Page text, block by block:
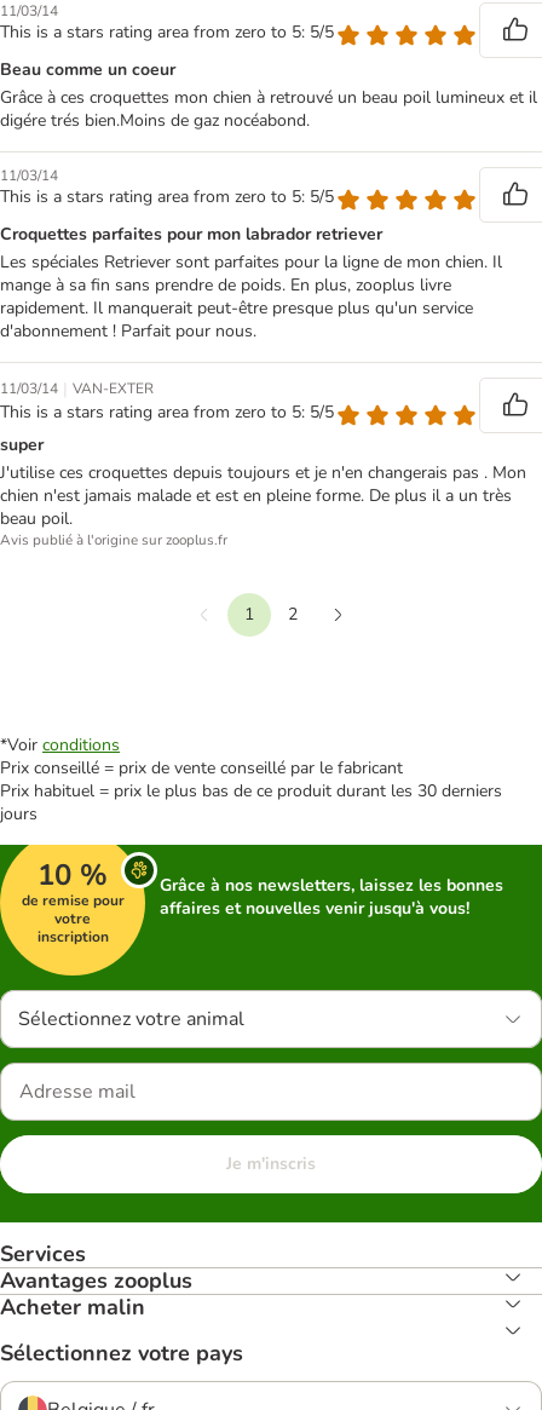
11/03/14
This is a stars rating area from zero to 5: 5/5
Beau comme un coeur
Grâce à ces croquettes mon chien à retrouvé un beau poil lumineux et il
digére trés bien.Moins de gaz nocéabond.
11/03/14
This is a stars rating area from zero to 5: 5/5
Croquettes parfaites pour mon labrador retriever
Les spéciales Retriever sont parfaites pour la ligne de mon chien. Il
mange à sa fin sans prendre de poids. En plus, zooplus livre
rapidement. Il manquerait peut-être presque plus qu'un service
d'abonnement ! Parfait pour nous.
11/03/14 | VAN-EXTER
This is a stars rating area from zero to 5: 5/5
super
J'utilise ces croquettes depuis toujours et je n'en changerais pas . Mon
chien n'est jamais malade et est en pleine forme. De plus il a un très
beau poil.
Avis publié à l'origine sur zooplus.fr
Précédent
1
2
*Voir conditions
Prix conseillé = prix de vente conseillé par le fabricant
Prix habituel = prix le plus bas de ce produit durant les 30 derniers
jours
10 %
de remise pour
votre
inscription
Grâce à nos newsletters, laissez les bonnes
affaires et nouvelles venir jusqu'à vous!
Sélectionnez votre animal
Je m'inscris
Services
Avantages zooplus
Acheter malin
Sélectionnez votre pays